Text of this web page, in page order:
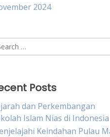
2024
Posts
dan Perkembangan
Islam Nias di Indonesia
Keindahan Pulau